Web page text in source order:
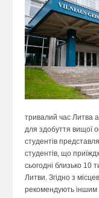
тривалий час Литва
для здобуття вищої
студентів
студентів, що
сьогодні близько 10
Литви. Згідно з
рекомендують іншим